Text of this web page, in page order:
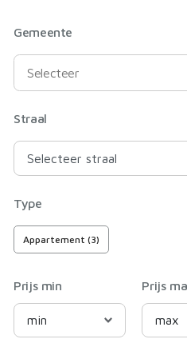
Gemeente
Straal
Type
Appartement (3)
Prijs min Prijs